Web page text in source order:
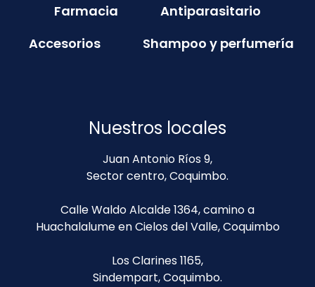
Farmacia
Antiparasitario
Accesorios
Shampoo y perfumería
Nuestros locales
Juan Antonio Ríos 9,
Sector centro, Coquimbo.
Calle Waldo Alcalde 1364, camino a
Huachalalume en Cielos del Valle, Coquimbo
Los Clarines 1165,
Sindempart, Coquimbo.